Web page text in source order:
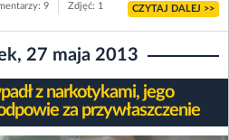
9 Zdjęć: 1 CZYTAJ DALEJ >>
27 maja 2013
z narkotykami, jego
za przywłaszczenie